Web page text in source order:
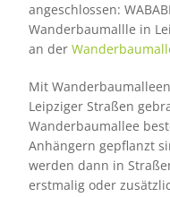
angeschlossen:
Wanderbaumallle in
an der
Mit
Leipziger Straßen
Wanderbaumallee
Anhängern gepflanzt
werden dann in
erstmalig oder